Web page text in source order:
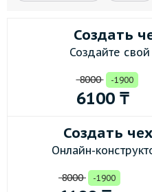
Создать
Создайте
8000 -1900
6100 ₸
Создать
Онлайн-
8000 -1900